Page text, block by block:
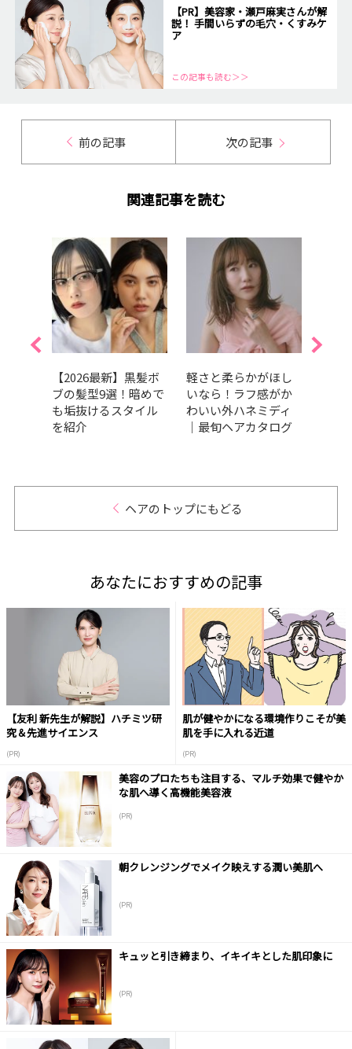
【PR】美容家・瀬戸麻実さんが解
説！ 手間いらずの毛穴・くすみケ
ア
この記事も読む＞＞
前の記事 次の記事
関連記事を読む
【2026最新】黒髪ボ
ブの髪型9選！暗めで
も垢抜けるスタイル
を紹介
軽さと柔らかがほし
いなら！ラフ感がか
わいい外ハネミディ
｜最旬ヘアカタログ
ヘアのトップにもどる
あなたにおすすめの記事
【友利 新先生が解説】ハチミツ研
究＆先進サイエンス
(PR)
肌が健やかになる環境作りこそが美
肌を手に入れる近道
(PR)
美容のプロたちも注目する、マルチ効果で健やか
な肌へ導く高機能美容液
(PR)
朝クレンジングでメイク映えする潤い美肌へ
(PR)
キュッと引き締まり、イキイキとした肌印象に
(PR)